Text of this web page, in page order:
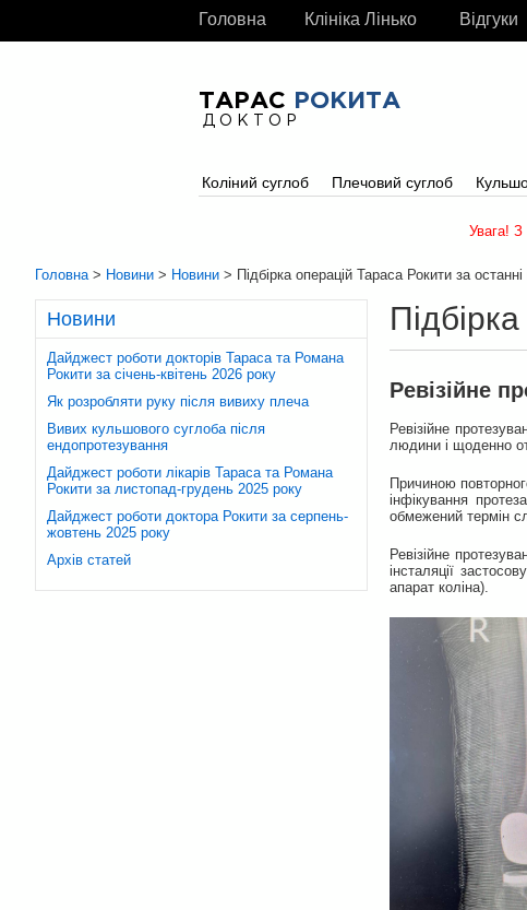
Головна Клініка Лінько Відгуки
ТАРАС РОКИТА
ДОКТОР
Коліний суглоб Плечовий суглоб
Увага! З
Головна > Новини > Новини > Підбірка операцій Тараса Рокити за останні
Новини
Дайджест роботи докторів Тараса та Романа
Рокити за січень-квітень 2026 року
Як розробляти руку після вивиху плеча
Вивих кульшового суглоба після
ендопротезування
Дайджест роботи лікарів Тараса та Романа
Рокити за листопад-грудень 2025 року
Дайджест роботи доктора Рокити за серпень-
жовтень 2025 року
Архів статей
Ревізійне
Ревізійне
людини і щоденно
Причиною
інфікування
обмежений термін
Ревізійне
інсталяції
апарат коліна).